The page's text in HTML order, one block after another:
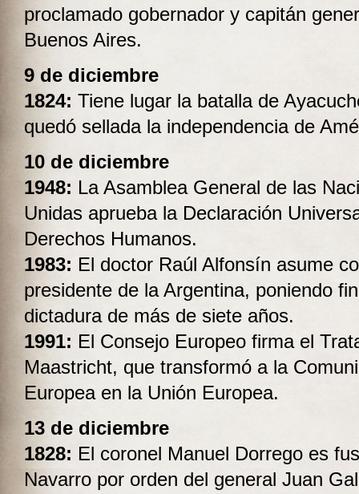
proclamado gobernador y capitán
Buenos Aires.
9 de diciembre
1824: Tiene lugar la batalla de
quedó sellada la independencia de
10 de diciembre
1948: La Asamblea General de las
Unidas aprueba la Declaración
Derechos Humanos.
1983: El doctor Raúl Alfonsín asume
presidente de la Argentina, poniendo
dictadura de más de siete años.
1991: El Consejo Europeo firma el
Maastricht, que transformó a la
Europea en la Unión Europea.
13 de diciembre
1828: El coronel Manuel Dorrego es
Navarro por orden del general Juan